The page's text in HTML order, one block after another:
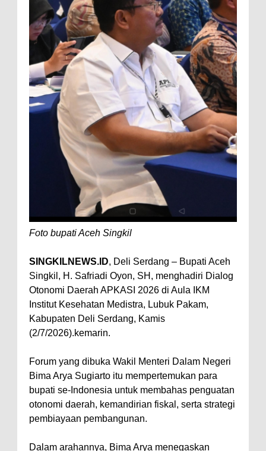
Foto bupati Aceh Singkil
SINGKILNEWS.ID, Deli Serdang – Bupati Aceh
Singkil, H. Safriadi Oyon, SH, menghadiri Dialog
Otonomi Daerah APKASI 2026 di Aula IKM
Institut Kesehatan Medistra, Lubuk Pakam,
Kabupaten Deli Serdang, Kamis
(2/7/2026).kemarin.
Forum yang dibuka Wakil Menteri Dalam Negeri
Bima Arya Sugiarto itu mempertemukan para
bupati se-Indonesia untuk membahas penguatan
otonomi daerah, kemandirian fiskal, serta strategi
pembiayaan pembangunan.
Dalam arahannya, Bima Arya menegaskan